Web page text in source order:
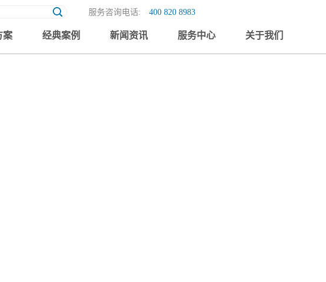
服务咨询电话: 400 820 8983
案 经典案例 新闻资讯 服务中心 关于我们